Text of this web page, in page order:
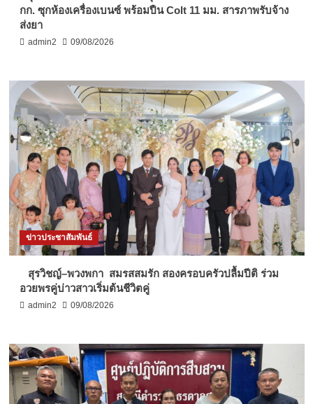
กก. ซุกห้องเครื่องเบนซ์ พร้อมปืน Colt 11 มม. สารภาพรับจ้าง
ส่งยา
admin2 09/08/2026
ข่าวประชาสัมพันธ์
สุรวิชญ์–พวงพกา สมรสสมรัก สองครอบครัวปลื้มปีติ ร่วม
อวยพรคู่บ่าวสาวเริ่มต้นชีวิตคู่
admin2 09/08/2026